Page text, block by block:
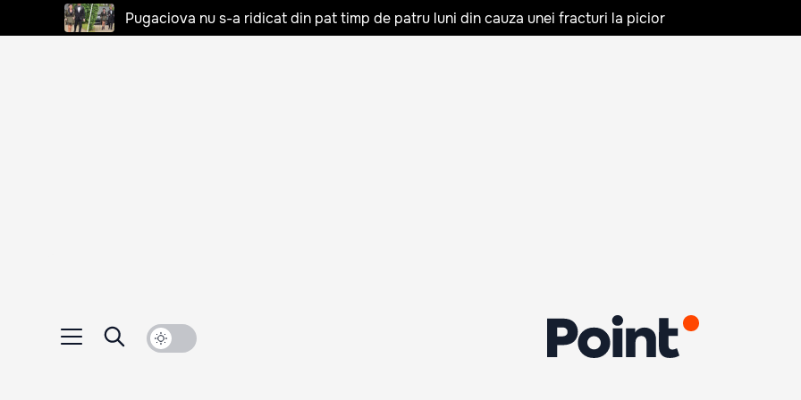
Pugaciova nu s-a ridicat din pat timp de patru luni din cauza unei fracturi la picior